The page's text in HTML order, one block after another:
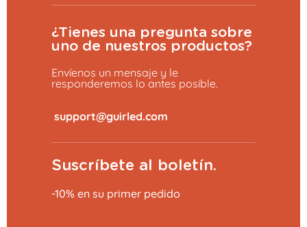
¿Tienes una pregunta sobre
uno de nuestros productos?
Envíenos un mensaje y le
responderemos lo antes posible.
Suscríbete al boletín.
-10% en su primer pedido